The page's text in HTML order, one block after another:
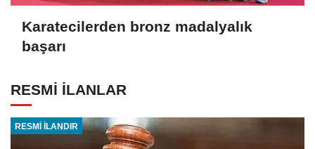
Karatecilerden bronz madalyalık
başarı
RESMİ İLANLAR
RESMİ İLANDIR